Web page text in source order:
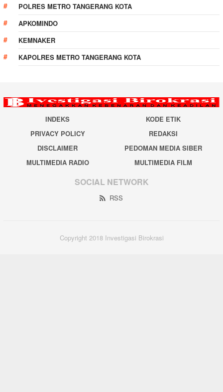
POLRES METRO TANGERANG KOTA
APKOMINDO
KEMNAKER
KAPOLRES METRO TANGERANG KOTA
INDEKS
KODE ETIK
PRIVACY POLICY
REDAKSI
DISCLAIMER
PEDOMAN MEDIA SIBER
MULTIMEDIA RADIO
MULTIMEDIA FILM
SOCIAL NETWORK
RSS
Copyright 2018 Investigasi Birokrasi